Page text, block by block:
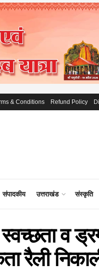
& Conditions Refund Policy
संपादकीय उत्तराखंड संस्कृति
स्वच्छता व
रैली